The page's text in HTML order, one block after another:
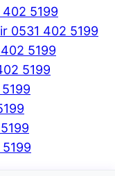
5199
0531 402 5199
5199
5199